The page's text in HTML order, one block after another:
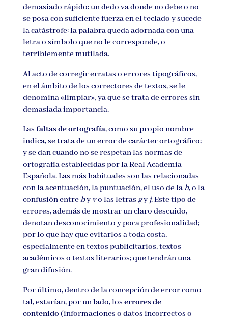
demasiado rápido: un dedo va donde no debe o no
se posa con suficiente fuerza en el teclado y sucede
la catástrofe: la palabra queda adornada con una
letra o símbolo que no le corresponde, o
terriblemente mutilada.
Al acto de corregir erratas o errores tipográficos,
en el ámbito de los correctores de textos, se le
denomina «limpiar», ya que se trata de errores sin
demasiada importancia.
Las faltas de ortografía, como su propio nombre
indica, se trata de un error de carácter ortográfico;
y se dan cuando no se respetan las normas de
ortografía establecidas por la Real Academia
Española. Las más habituales son las relacionadas
con la acentuación, la puntuación, el uso de lah, o la
confusión entreby vo las letras gyj. Este tipo de
errores, además de mostrar un claro descuido,
denotan desconocimiento y poca profesionalidad;
por lo que hay que evitarlos a toda costa,
especialmente en textos publicitarios, textos
académicos o textos literarios; que tendrán una
gran difusión.
Por último, dentro de la concepción de error como
tal, estarían, por un lado, los errores de
contenido (informaciones o datos incorrectos o